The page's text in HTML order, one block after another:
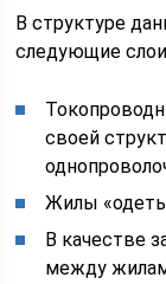
В структуре
следующие
своей
Жилы
В качестве
между